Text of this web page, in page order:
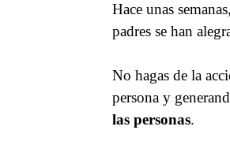
Hace unas
padres se han
No hagas de la
persona y
las personas.